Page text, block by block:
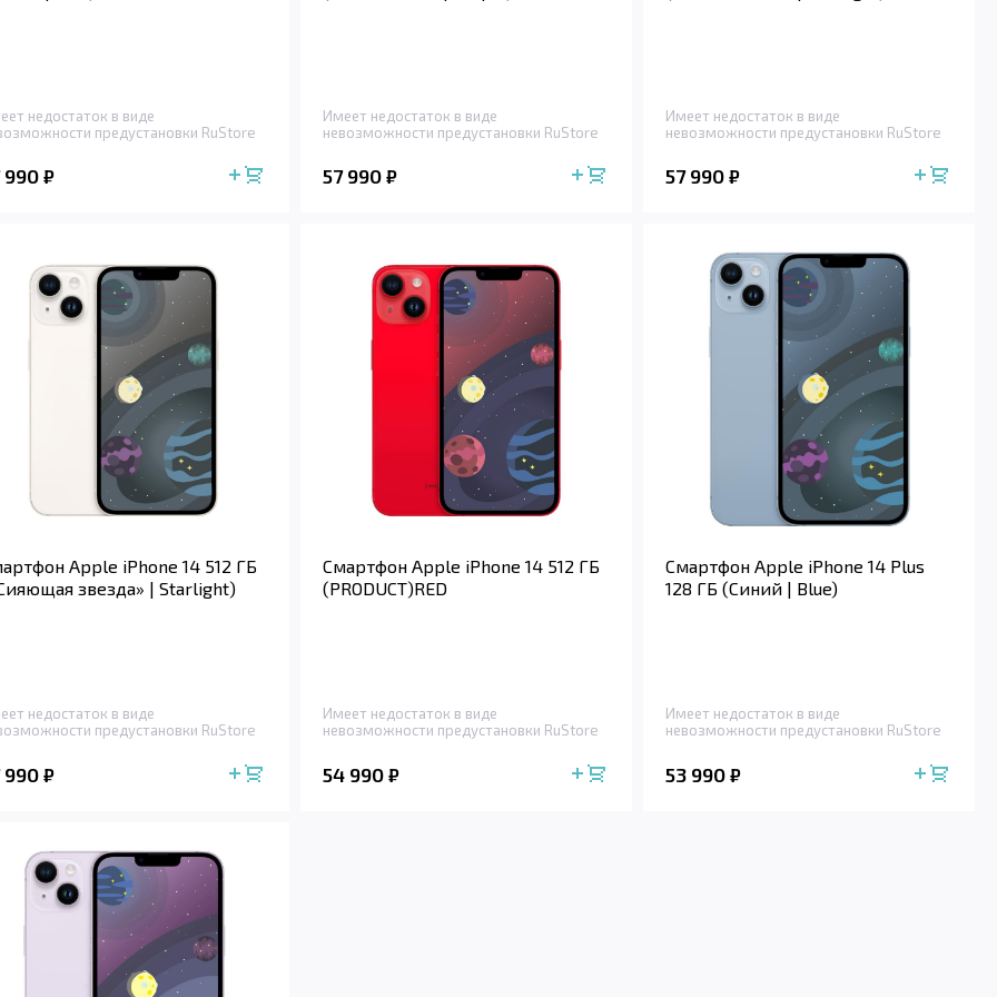
недостаток в виде
предустановки RuStore
990 ₽
Имеет недостаток в виде
невозможности предустановки RuStore
57 990 ₽
Имеет недостаток в виде
невозможности предустановки RuStore
57 990 ₽
Apple iPhone 14 512 ГБ
звезда» | Starlight)
недостаток в виде
предустановки RuStore
990 ₽
Смартфон Apple iPhone 14 512 ГБ
(PRODUCT)RED
Имеет недостаток в виде
невозможности предустановки RuStore
54 990 ₽
Смартфон Apple iPhone 14 Plus
128 ГБ (Синий | Blue)
Имеет недостаток в виде
невозможности предустановки RuStore
53 990 ₽